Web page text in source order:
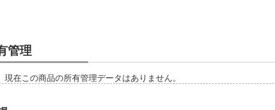
管理
現在この商品の所有管理データはありません。